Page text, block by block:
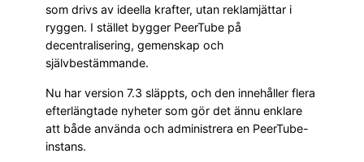
som drivs av ideella krafter, utan reklamjättar i
ryggen. I stället bygger PeerTube på
decentralisering, gemenskap och
självbestämmande.
Nu har version 7.3 släppts, och den innehåller flera
efterlängtade nyheter som gör det ännu enklare
att både använda och administrera en PeerTube-
instans.